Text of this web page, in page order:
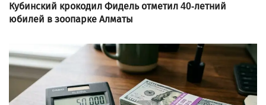
Кубинский крокодил Фидель отметил 40-летний
юбилей в зоопарке Алматы